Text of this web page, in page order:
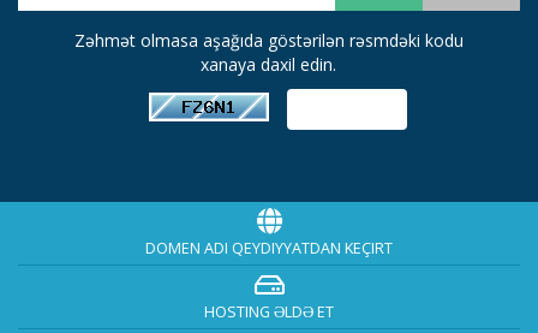
Zəhmət olmasa aşağıda göstərilən rəsmdəki kodu
xanaya daxil edin.
DOMEN ADI QEYDIYYATDAN KEÇIRT
HOSTING ƏLDƏ ET